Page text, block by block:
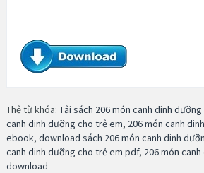
Thẻ từ khóa: Tải sách 206 món canh dinh
canh dinh dưỡng cho trẻ em, 206 món canh
ebook, download sách 206 món canh dinh
canh dinh dưỡng cho trẻ em pdf, 206 món
download